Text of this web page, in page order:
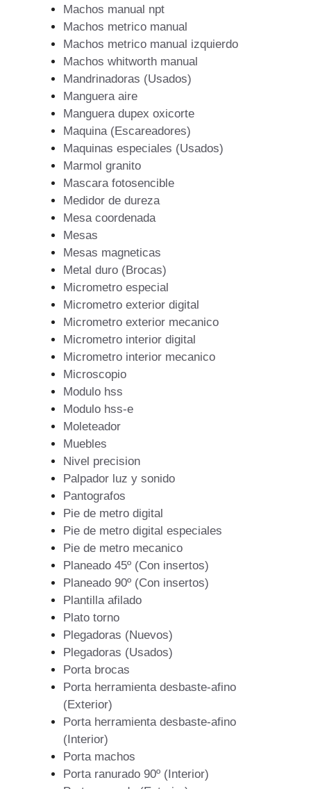
Machos manual npt
Machos metrico manual
Machos metrico manual izquierdo
Machos whitworth manual
Mandrinadoras (Usados)
Manguera aire
Manguera dupex oxicorte
Maquina (Escareadores)
Maquinas especiales (Usados)
Marmol granito
Mascara fotosencible
Medidor de dureza
Mesa coordenada
Mesas
Mesas magneticas
Metal duro (Brocas)
Micrometro especial
Micrometro exterior digital
Micrometro exterior mecanico
Micrometro interior digital
Micrometro interior mecanico
Microscopio
Modulo hss
Modulo hss-e
Moleteador
Muebles
Nivel precision
Palpador luz y sonido
Pantografos
Pie de metro digital
Pie de metro digital especiales
Pie de metro mecanico
Planeado 45º (Con insertos)
Planeado 90º (Con insertos)
Plantilla afilado
Plato torno
Plegadoras (Nuevos)
Plegadoras (Usados)
Porta brocas
Porta herramienta desbaste-afino
(Exterior)
Porta herramienta desbaste-afino
(Interior)
Porta machos
Porta ranurado 90º (Interior)